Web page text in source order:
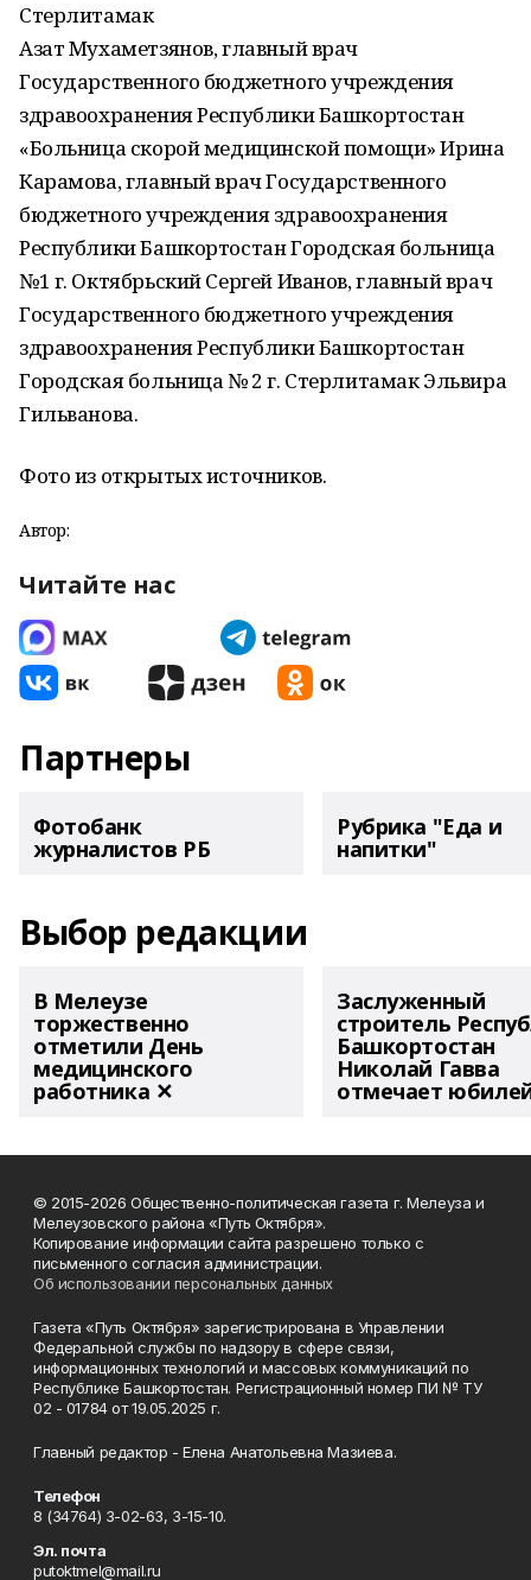
Стерлитамак
Азат Мухаметзянов, главный врач
Государственного бюджетного учреждения
здравоохранения Республики Башкортостан
«Больница скорой медицинской помощи» Ирина
Карамова, главный врач Государственного
бюджетного учреждения здравоохранения
Республики Башкортостан Городская больница
№1 г. Октябрьский Сергей Иванов, главный врач
Государственного бюджетного учреждения
здравоохранения Республики Башкортостан
Городская больница № 2 г. Стерлитамак Эльвира
Гильванова.
Фото из открытых источников.
Автор:
Читайте нас
Партнеры
Фотобанк
журналистов РБ
Рубрика "Еда и
напитки"
Выбор редакции
В Мелеузе
торжественно
отметили День
медицинского
работника ✕
Заслуженный
строитель
Башкортостан
Николай Гавва
отмечает
© 2015-2026 Общественно-политическая газета г. Мелеуза и
Мелеузовского района «Путь Октября».
Копирование информации сайта разрешено только с
письменного согласия администрации.
Об использовании персональных данных
Газета «Путь Октября» зарегистрирована в Управлении
Федеральной службы по надзору в сфере связи,
информационных технологий и массовых коммуникаций по
Республике Башкортостан. Регистрационный номер ПИ № ТУ
02 - 01784 от 19.05.2025 г.
Главный редактор - Елена Анатольевна Мазиева.
Телефон
8 (34764) 3-02-63, 3-15-10.
Эл. почта
putoktmel@mail.ru